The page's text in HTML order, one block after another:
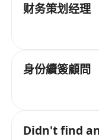
财务策划经理
身份續簽顧問
Didn't find